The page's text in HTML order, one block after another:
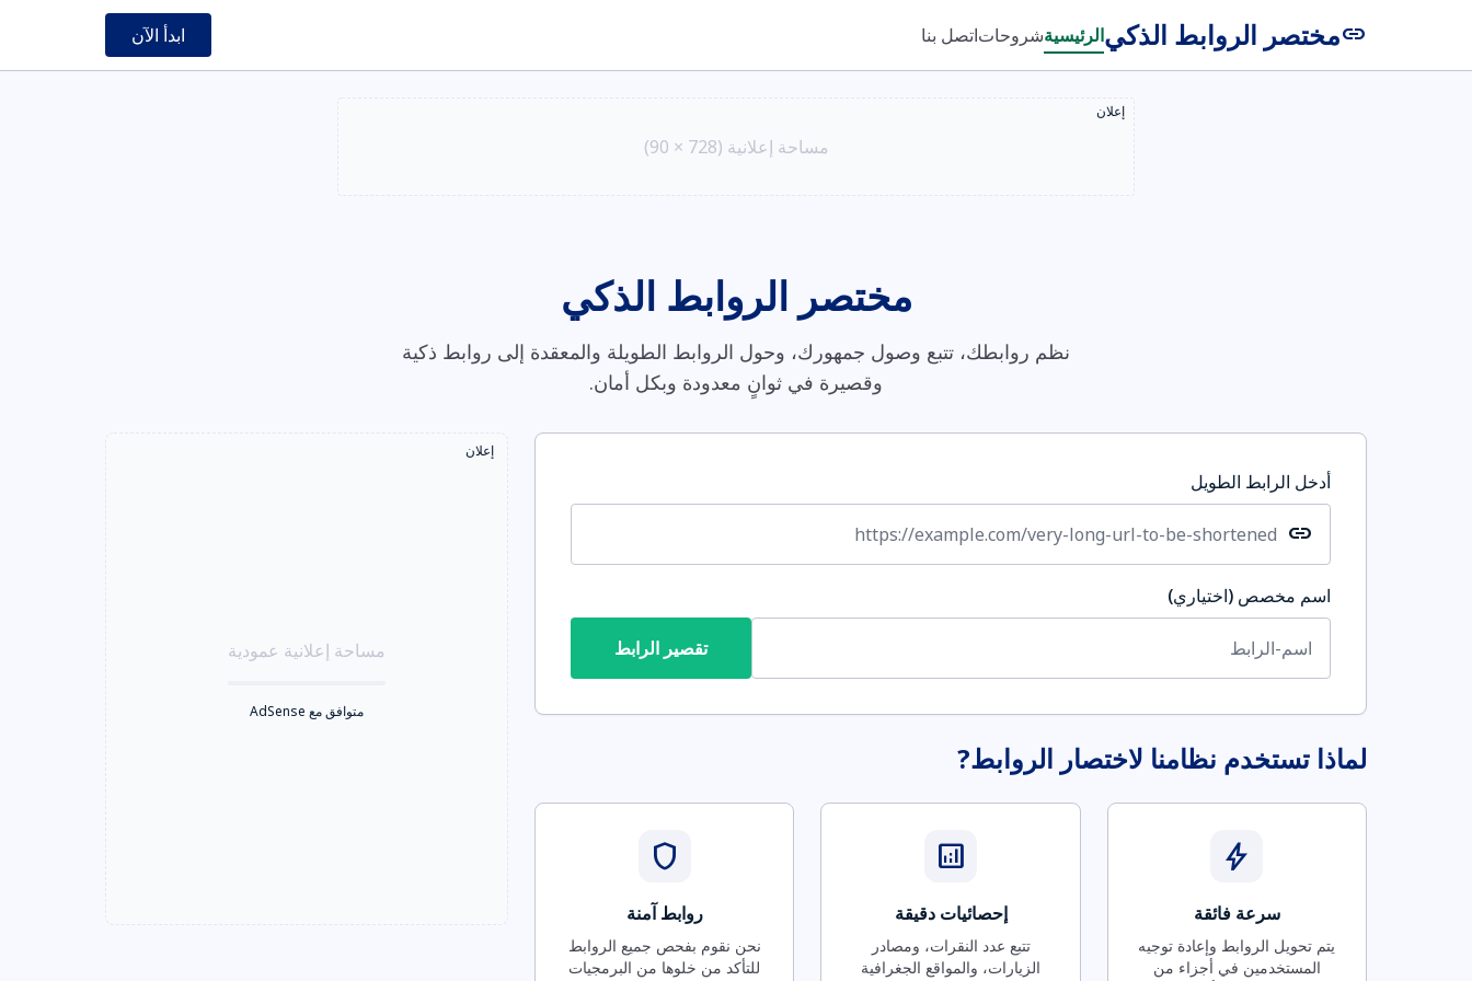
linkمختصر الروابط الذكيالرئيسيةشروحاتاتصل بنا ابدأ الآن
إعلان
مساحة إعلانية (728 × 90)
مختصر الروابط الذكي
نظم روابطك، تتبع وصول جمهورك، وحول الروابط الطويلة والمعقدة إلى روابط ذكية
وقصيرة في ثوانٍ معدودة وبكل أمان.
أدخل الرابط الطويل
link
اسم مخصص (اختياري)
تقصير الرابط
لماذا تستخدم نظامنا لاختصار الروابط?
bolt
سرعة فائقة
يتم تحويل الروابط وإعادة توجيه
المستخدمين في أجزاء من
analytics
إحصائيات دقيقة
تتبع عدد النقرات، ومصادر
الزيارات، والمواقع الجغرافية
shield
روابط آمنة
نحن نقوم بفحص جميع الروابط
للتأكد من خلوها من البرمجيات
إعلان
مساحة إعلانية عمودية
متوافق مع AdSense